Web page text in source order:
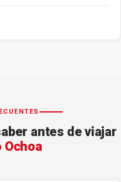
antes de viajar
Ochoa